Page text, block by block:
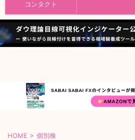
コンタクト
HOME > 個別株